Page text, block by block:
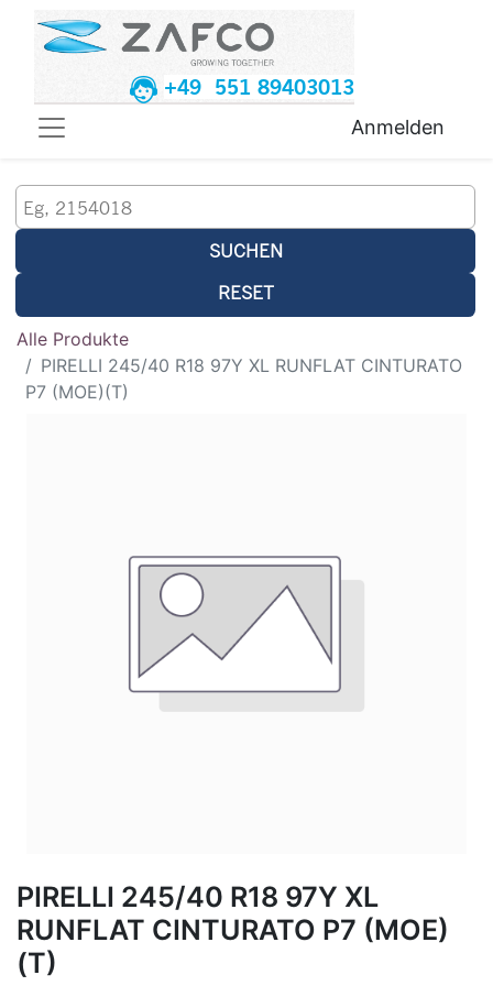
+49 551 89403013
Anmelden
SUCHEN
RESET
Alle Produkte
PIRELLI 245/40 R18 97Y XL RUNFLAT CINTURATO
P7 (MOE)(T)
PIRELLI 245/40 R18 97Y XL
RUNFLAT CINTURATO P7 (MOE)
(T)